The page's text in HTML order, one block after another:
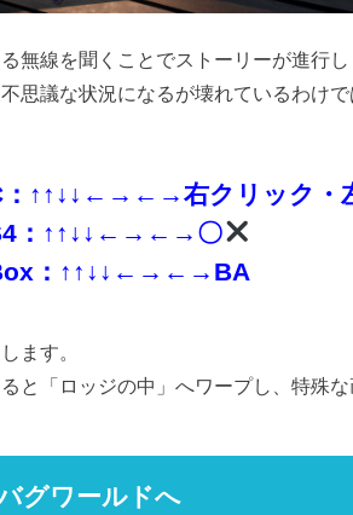
無線を聞くことでストーリーが進行し
思議な状況になるが壊れているわけで
：↑↑↓↓←→←→右クリック・
：↑↑↓↓←→←→〇
：↑↑↓↓←→←→BA
ます。
と「ロッジの中」へワープし、特殊な
グワールドへ